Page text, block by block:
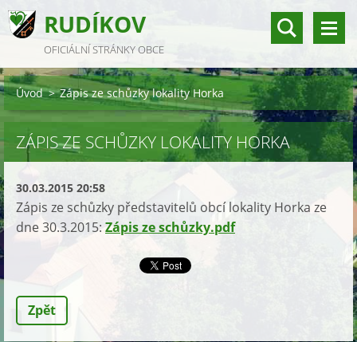
RUDÍKOV
OFICIÁLNÍ STRÁNKY OBCE
Úvod > Zápis ze schůzky lokality Horka
ZÁPIS ZE SCHŮZKY LOKALITY HORKA
30.03.2015 20:58
Zápis ze schůzky představitelů obcí lokality Horka ze
dne 30.3.2015:Zápis ze schůzky.pdf
Zpět